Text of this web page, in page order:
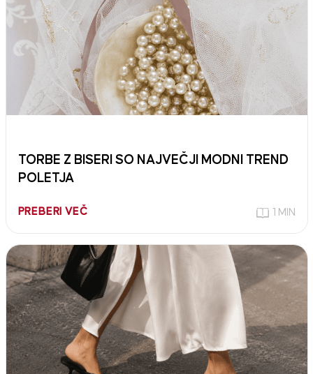
TORBE Z BISERI SO NAJVEČJI MODNI TREND
POLETJA
PREBERI VEČ 1 MIN